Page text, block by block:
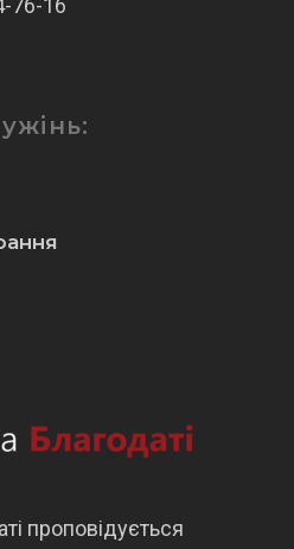
76-16
проповідується